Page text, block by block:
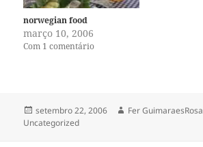
norwegian food
março 10, 2006
Com 1 comentário
Publicado
em
setembro 22, 2006 Autor
Fer GuimaraesRosa
Uncategorized